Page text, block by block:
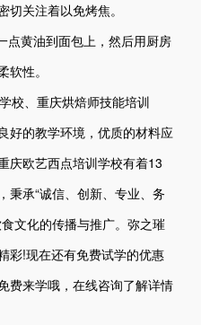
关注着以免烤焦。
点黄油到面包上，然后用厨房
性。
好的教学环境，优质的材料应
庆欧艺西点培训学校有着13
秉承“诚信、创新、专业、务
文化的传播与推广。弥之璀
彩!现在还有免费试学的优惠
费来学哦，在线咨询了解详情